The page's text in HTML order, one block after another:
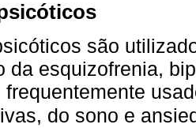
são
da esquizofrenia,
frequentemente
do sono e